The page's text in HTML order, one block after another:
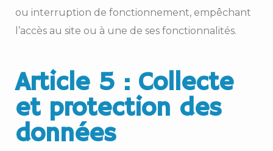
ou interruption de fonctionnement, empêchant
l’accès au site ou à une de ses fonctionnalités.
Article 5 : Collecte
et protection des
données